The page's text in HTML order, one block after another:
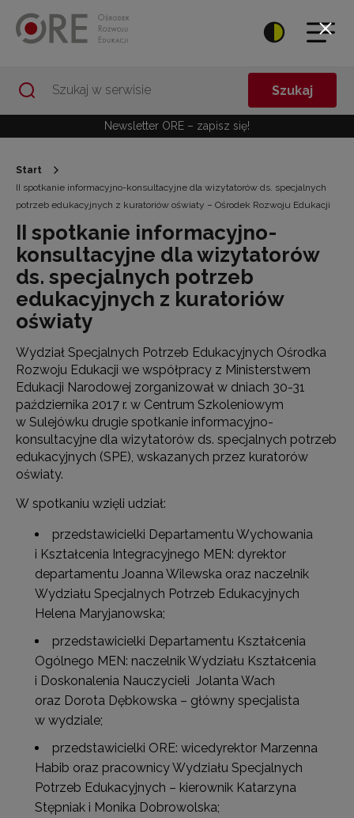
Szukaj
Newsletter ORE – zapisz się!
Start
II spotkanie informacyjno-konsultacyjne dla wizytatorów ds. specjalnych
potrzeb edukacyjnych z kuratoriów oświaty – Ośrodek Rozwoju Edukacji
II spotkanie informacyjno-
konsultacyjne dla wizytatorów
ds. specjalnych potrzeb
edukacyjnych z kuratoriów
oświaty
Wydział Specjalnych Potrzeb Edukacyjnych Ośrodka
Rozwoju Edukacji we współpracy z Ministerstwem
Edukacji Narodowej zorganizował w dniach 30-31
października 2017 r. w Centrum Szkoleniowym
w Sulejówku drugie spotkanie informacyjno-
konsultacyjne dla wizytatorów ds. specjalnych potrzeb
edukacyjnych (SPE), wskazanych przez kuratorów
oświaty.
W spotkaniu wzięli udział:
przedstawicielki Departamentu Wychowania
i Kształcenia Integracyjnego MEN: dyrektor
departamentu Joanna Wilewska oraz naczelnik
Wydziału Specjalnych Potrzeb Edukacyjnych
Helena Maryjanowska;
przedstawicielki Departamentu Kształcenia
Ogólnego MEN: naczelnik Wydziału Kształcenia
i Doskonalenia Nauczycieli Jolanta Wach
oraz Dorota Dębkowska – główny specjalista
w wydziale;
przedstawicielki ORE: wicedyrektor Marzenna
Habib oraz pracownicy Wydziału Specjalnych
Potrzeb Edukacyjnych – kierownik Katarzyna
Stępniak i Monika Dobrowolska;